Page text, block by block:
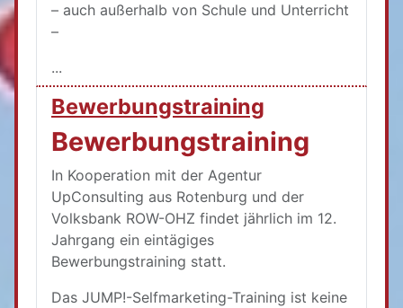
– auch außerhalb von Schule und Unterricht
–
...
Bewerbungstraining
Bewerbungstraining
In Kooperation mit der Agentur
UpConsulting aus Rotenburg und der
Volksbank ROW-OHZ findet jährlich im 12.
Jahrgang ein eintägiges
Bewerbungstraining statt.
Das JUMP!-Selfmarketing-Training ist keine